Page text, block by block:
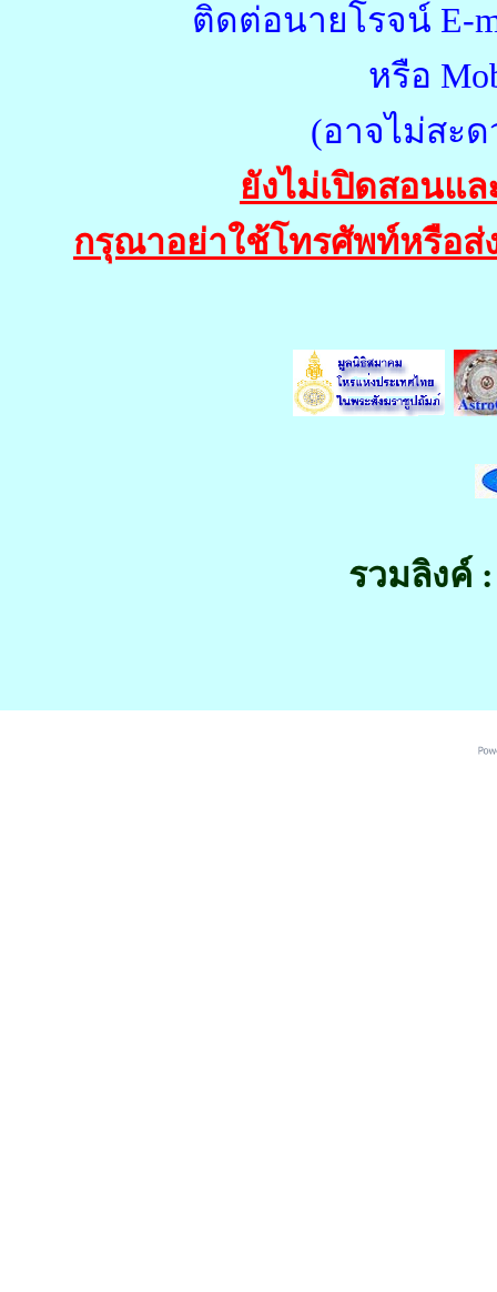
ติดต่อนายโรจน์ E-
หรือ
(อาจไม่สะด
ยังไม่เปิดสอนแ
กรุณาอย่าใช้โทรศัพท์หรือส่
รวมลิงค์